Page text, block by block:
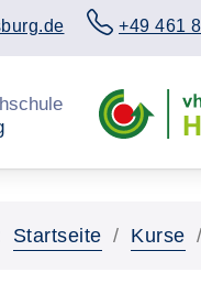
+49 461
Startseite Kurse